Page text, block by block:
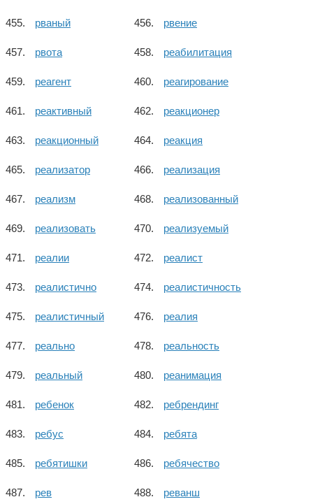
рваный рвение
рвота реабилитация
реагент реагирование
реактивный реакционер
реакционный реакция
реализатор реализация
реализм реализованный
реализовать реализуемый
реалии реалист
реалистично реалистичность
реалистичный реалия
реально реальность
реальный реанимация
ребенок ребрендинг
ребус ребята
ребятишки ребячество
рев реванш